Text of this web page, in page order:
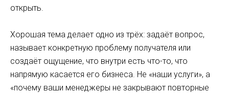
открыть.
Хорошая тема делает одно из трёх: задаёт вопрос,
называет конкретную проблему получателя или
создаёт ощущение, что внутри есть что-то, что
напрямую касается его бизнеса. Не «наши услуги», а
«почему ваши менеджеры не закрывают повторные